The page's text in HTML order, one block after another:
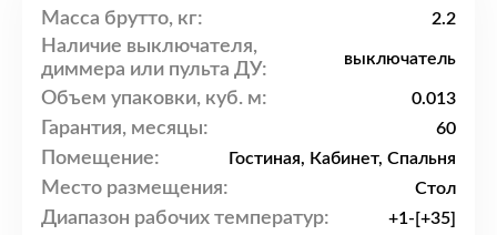
Масса брутто, кг: 2.2
Наличие выключателя,
диммера или пульта ДУ:
выключатель
Объем упаковки, куб. м: 0.013
Гарантия, месяцы: 60
Помещение: Гостиная, Кабинет, Спальня
Место размещения: Стол
Диапазон рабочих температур: +1-[+35]